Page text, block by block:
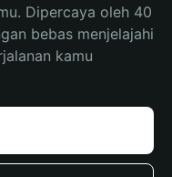
Dipercaya oleh 40
bebas menjelajahi
kamu